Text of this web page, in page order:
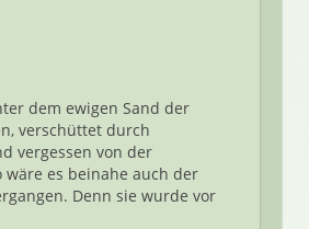
dem ewigen Sand der
verschüttet durch
vergessen von der
wäre es beinahe auch der
Denn sie wurde vor